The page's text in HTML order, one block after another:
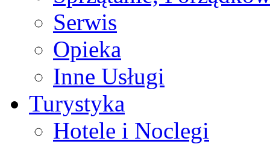
Serwis
Opieka
Inne Usługi
Turystyka
Hotele i Noclegi